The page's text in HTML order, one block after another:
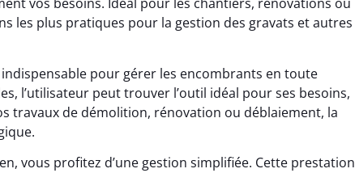
vos besoins. Idéal pour les chantiers, rénovations ou
les plus pratiques pour la gestion des gravats et autres
pour gérer les encombrants en toute
l’utilisateur peut trouver l’outil idéal pour ses besoins,
travaux de démolition, rénovation ou déblaiement, la
vous profitez d’une gestion simplifiée. Cette prestation